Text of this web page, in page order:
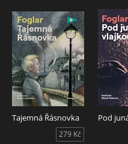
Tajemná Řásnovka
279 Kč